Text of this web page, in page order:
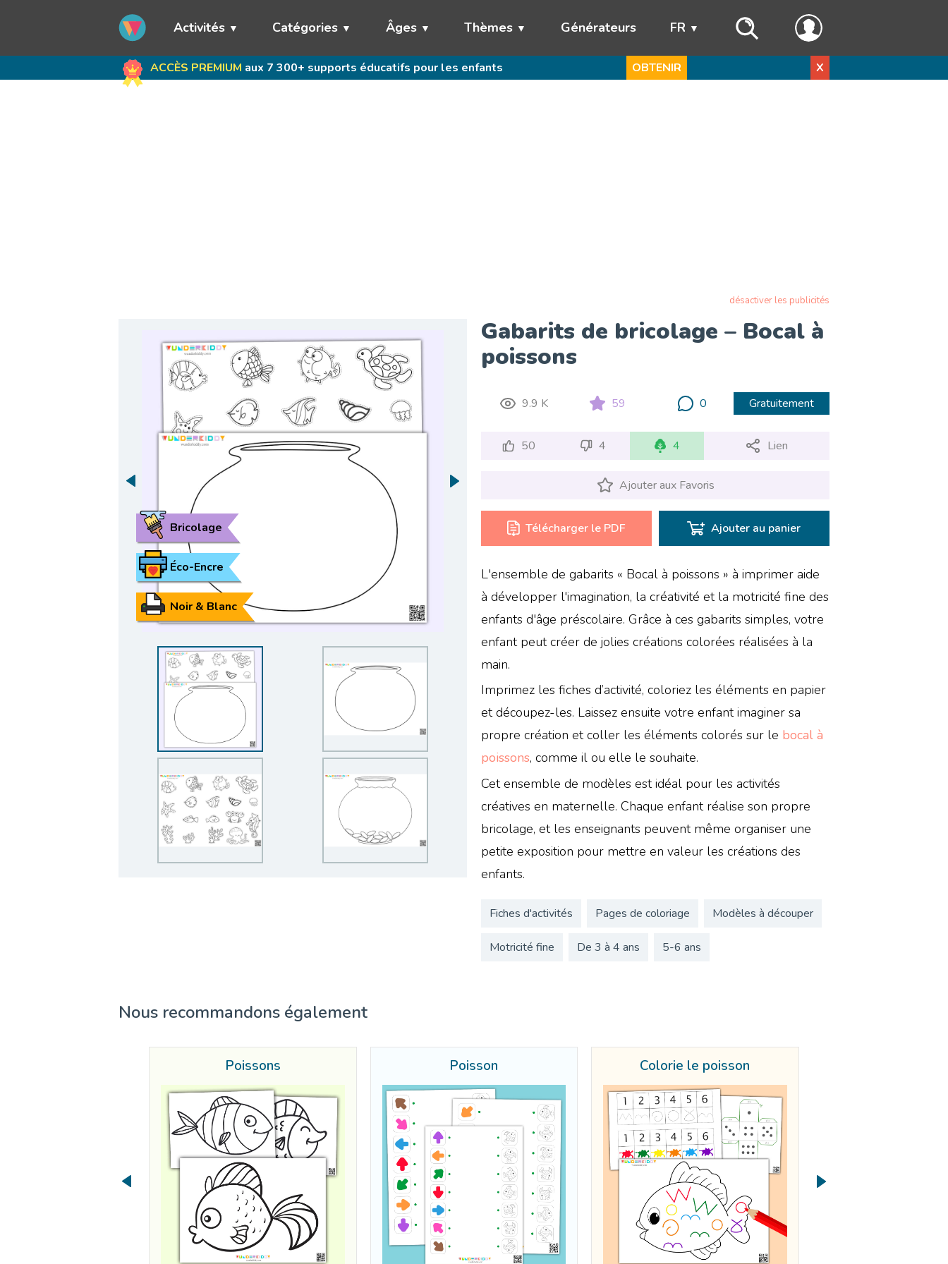
Activités Catégories Âges Thèmes Générateurs FR
ACCÈS PREMIUM aux 7 300+ supports éducatifs pour les enfants OBTENIR X
désactiver les publicités
Gabarits de bricolage – Bocal à
poissons
Noir & Blanc
Éco-Encre
Bricolage
9.9 K 59 0 Gratuitement
50 4 4 Lien
Ajouter aux Favoris
Télécharger le PDF Ajouter au panier
L'ensemble de gabarits « Bocal à poissons » à imprimer aide
à développer l'imagination, la créativité et la motricité fine des
enfants d'âge préscolaire. Grâce à ces gabarits simples, votre
enfant peut créer de jolies créations colorées réalisées à la
main.
Imprimez les fiches d’activité, coloriez les éléments en papier
et découpez-les. Laissez ensuite votre enfant imaginer sa
propre création et coller les éléments colorés sur le bocal à
poissons, comme il ou elle le souhaite.
Cet ensemble de modèles est idéal pour les activités
créatives en maternelle. Chaque enfant réalise son propre
bricolage, et les enseignants peuvent même organiser une
petite exposition pour mettre en valeur les créations des
enfants.
Fiches d'activités Pages de coloriage Modèles à découper
Motricité fine De 3 à 4 ans 5-6 ans
Nous recommandons également
Poissons Poisson Colorie le poisson